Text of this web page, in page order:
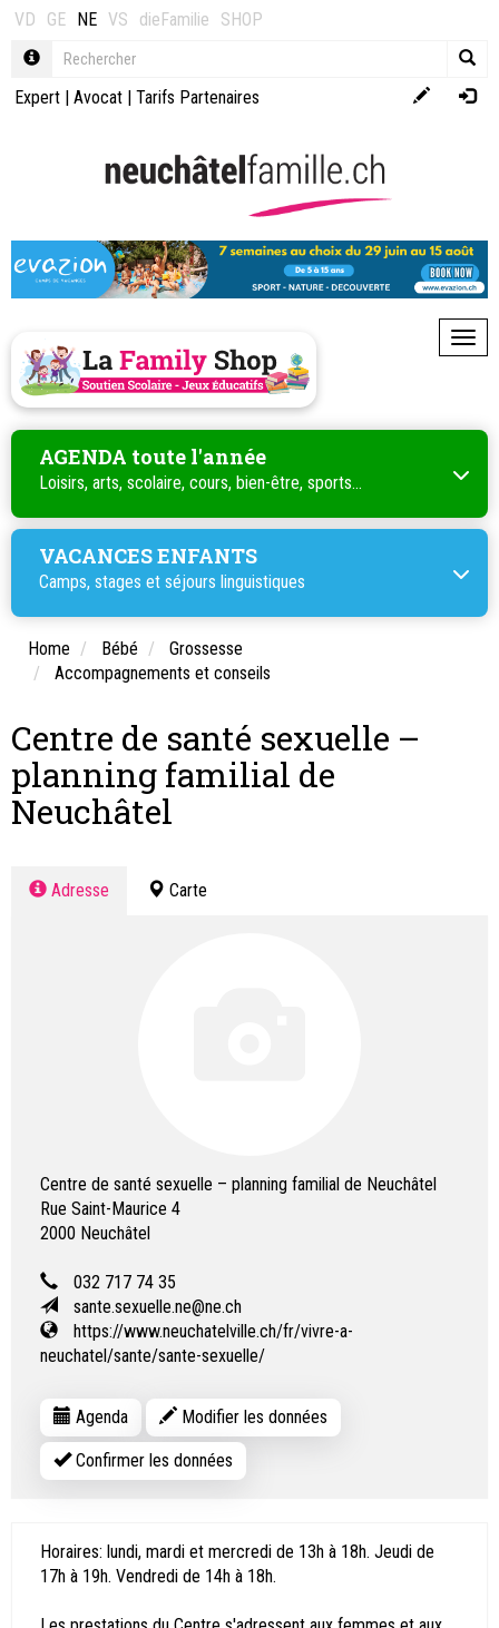
VD GE NE VS dieFamilie SHOP
Expert | Avocat | Tarifs Partenaires
AGENDA toute l'année
Loisirs, arts, scolaire, cours, bien-être, sports...
VACANCES ENFANTS
Camps, stages et séjours linguistiques
Home Bébé
Grossesse
Accompagnements et conseils
Centre de santé sexuelle –
planning familial de
Neuchâtel
Adresse Carte
Centre de santé sexuelle – planning familial de Neuchâtel
Rue Saint-Maurice 4
2000 Neuchâtel
032 717 74 35
sante.sexuelle.ne@ne.ch
https://www.neuchatelville.ch/fr/vivre-a-
neuchatel/sante/sante-sexuelle/
Agenda Modifier les données
Confirmer les données
Horaires: lundi, mardi et mercredi de 13h à 18h. Jeudi de
17h à 19h. Vendredi de 14h à 18h.